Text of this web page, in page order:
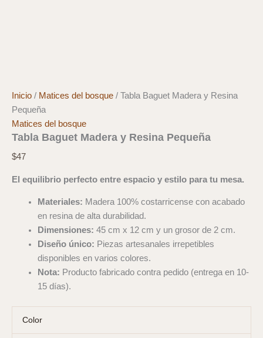
Inicio / Matices del bosque / Tabla Baguet Madera y Resina
Pequeña
Matices del bosque
Tabla Baguet Madera y Resina Pequeña
$47
El equilibrio perfecto entre espacio y estilo para tu mesa.
Materiales: Madera 100% costarricense con acabado
en resina de alta durabilidad.
Dimensiones: 45 cm x 12 cm y un grosor de 2 cm.
Diseño único: Piezas artesanales irrepetibles
disponibles en varios colores.
Nota: Producto fabricado contra pedido (entrega en 10-
15 días).
Color